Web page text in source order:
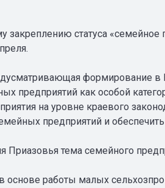
закреплению статуса
формирование
предприятий как особой
на уровне краевого
предприятий и
Приазовья тема семейного
работы малых